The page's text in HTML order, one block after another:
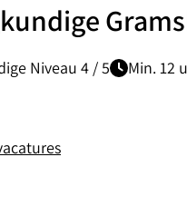
Niveau 4 / 5 Min. 12